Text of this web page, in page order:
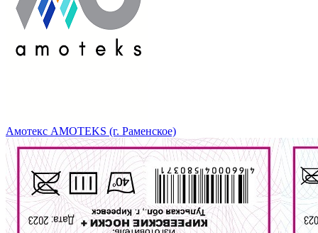
Амотекс AMOTEKS (г. Раменское)